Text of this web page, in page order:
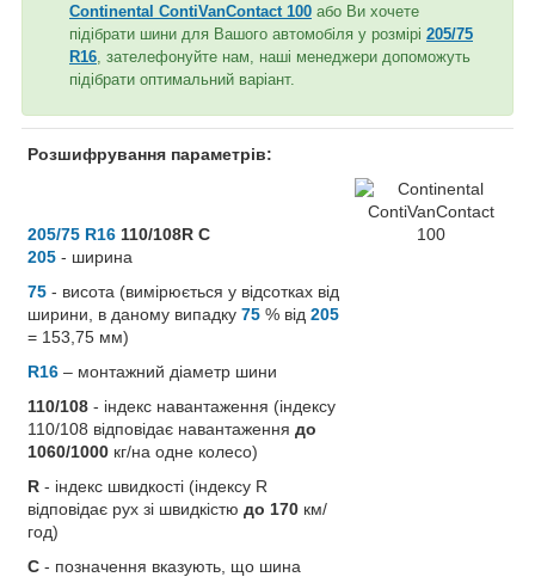
Continental ContiVanContact 100 або Ви хочете
підібрати шини для Вашого автомобіля у розмірі 205/75
R16 , зателефонуйте нам, наші менеджери допоможуть
підібрати оптимальний варіант.
Розшифрування параметрів:
205/75 R16 110/108R C
205 - ширина
75 - висота (вимірюється у відсотках від
ширини, в даному випадку 75 % від 205
= 153,75 мм)
R16 – монтажний діаметр шини
110/108 - індекс навантаження (індексу
110/108 відповідає навантаження до
1060/1000 кг/на одне колесо)
R - індекс швидкості (індексу R
відповідає рух зі швидкістю до 170 км/
год)
C - позначення вказують, що шина